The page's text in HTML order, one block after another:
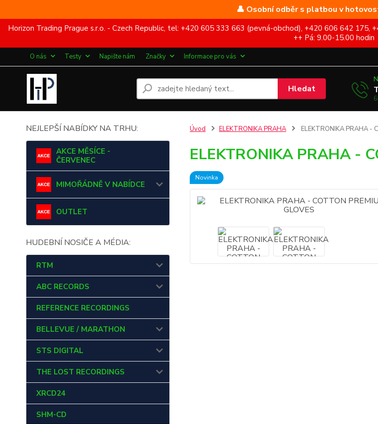
👤 Osobní odběr s platbou v
Horizon Trading Prague s.r.o. - Czech Republic, tel: +420 605 333 663 (pevná-obchod), +420 606 642
++ Pá: 9.00-15.00 hodin
O nás Testy Napište nám Značky Informace pro vás
Hledat
NEJLEPŠÍ NABÍDKY NA TRHU:
AKCE MĚSÍCE -
ČERVENEC
MIMOŘÁDNĚ V NABÍDCE
OUTLET
HUDEBNÍ NOSIČE A MÉDIA:
RTM
ABC RECORDS
REFERENCE RECORDINGS
BELLEVUE / MARATHON
STS DIGITAL
THE LOST RECORDINGS
XRCD24
SHM-CD
Úvod ELEKTRONIKA PRAHA ELEKTRONIKA PRAHA -
ELEKTRONIKA PRAHA -
Novinka